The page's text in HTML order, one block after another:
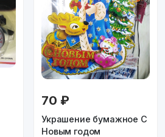
70 ₽
Украшение бумажное С
Новым годом